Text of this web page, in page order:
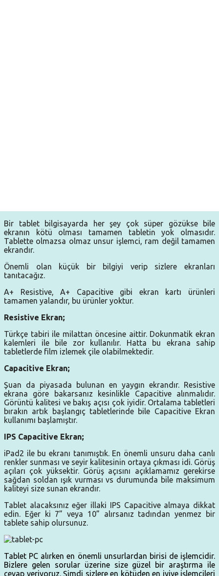
Bir tablet bilgisayarda her şey çok süper gözükse bile
ekranın kötü olması tamamen tabletin yok olmasıdır.
Tablette olmazsa olmaz unsur işlemci, ram değil tamamen
ekrandır.
Önemli olan küçük bir bilgiyi verip sizlere ekranları
tanıtacağız.
A+ Resistive, A+ Capacitive gibi ekran kartı ürünleri
tamamen yalandır, bu ürünler yoktur.
Resistive Ekran;
Türkçe tabiri ile milattan öncesine aittir. Dokunmatik ekran
kalemleri ile bile zor kullanılır. Hatta bu ekrana sahip
tabletlerde film izlemek çile olabilmektedir.
Capacitive Ekran;
Şuan da piyasada bulunan en yaygın ekrandır. Resistive
ekrana göre bakarsanız kesinlikle Capacitive alınmalıdır.
Görüntü kalitesi ve bakış açısı çok iyidir. Ortalama tabletleri
bırakın artık başlangıç tabletlerinde bile Capacitive Ekran
kullanımı başlamıştır.
IPS Capacitive Ekran;
iPad2 ile bu ekranı tanımıştık. En önemli unsuru daha canlı
renkler sunması ve seyir kalitesinin ortaya çıkması idi. Görüş
açıları çok yüksektir. Görüş açısını açıklamamız gerekirse
sağdan soldan ışık vurması vs durumunda bile maksimum
kaliteyi size sunan ekrandır.
Tablet alacaksınız eğer illaki IPS Capacitive almaya dikkat
edin. Eğer ki 7” veya 10” alırsanız tadından yenmez bir
tablete sahip olursunuz.
Tablet PC alırken en önemli unsurlardan birisi de işlemcidir.
Bizlere gelen sorular üzerine size güzel bir araştırma ile
cevap veriyoruz. Şimdi sizlere en kötüden en iyiye işlemcileri